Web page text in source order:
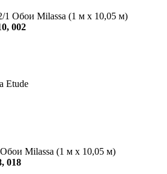
1 Обои Milassa (1 м х 10,05 м)
002
Etude
Milassa (1 м х 10,05 м)
018